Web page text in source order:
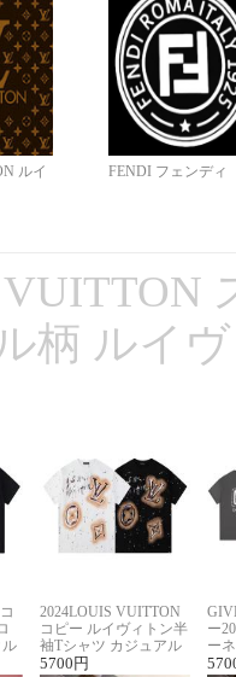
ルイ
FENDI フェンディ
柄 ルイ
ル
2024LOUIS VUITTON
コピー ルイヴィトン半
袖Tシャツ カジュアル
に馴染む 2色展開
5700 円
ー
ー
ー